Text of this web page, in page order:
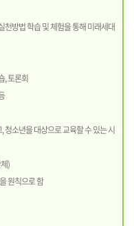
방법 학습 및 체험을 통해 미래세대
, 토론회
소년을 대상으로 교육할 수 있는 시
)
원칙으로 함